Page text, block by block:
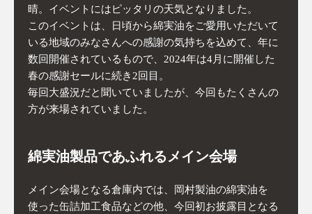
晴。イベントにはピッタリの天気となりました。
このイベントは、日頃から綿実油をご愛用いただいて
いる地域のみなさんへの感謝の気持ちを込めて、年に
数回開催されているもので、2024年は4月に開催した
春の感謝セールに続き2回目。
毎回大盛況だと聞いていましたが、今回もたくさんの
方が来場されていました。
綿実油製品であふれるメイン会場
メイン会場となる倉庫内では、岡村製油の綿実油を
使った缶詰加工食品などの他、今回初お披露目となる